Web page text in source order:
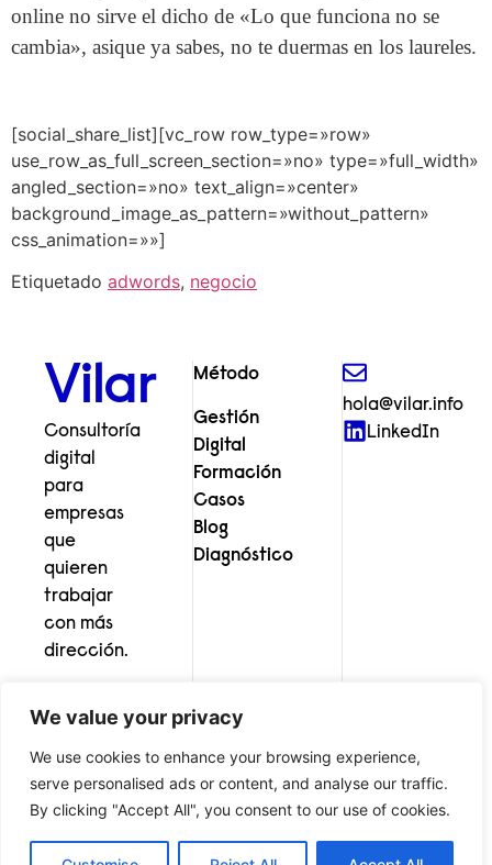
We value your privacy
We use cookies to enhance your browsing experience,
serve personalised ads or content, and analyse our traffic.
By clicking "Accept All", you consent to our use of cookies.
online no sirve el dicho de «Lo que funciona no se
cambia», asique ya sabes, no te duermas en los laureles.
[social_share_list][vc_row row_type=»row»
use_row_as_full_screen_section=»no» type=»full_width»
angled_section=»no» text_align=»center»
background_image_as_pattern=»without_pattern»
css_animation=»»]
Etiquetado adwords, negocio
Vilar
Consultoría
digital
para
empresas
que
quieren
trabajar
con más
dirección.
Método
Gestión
Digital
Formación
Casos
Blog
Diagnóstico
hola@vilar.info
LinkedIn
© Vilar Consultoría Digital Aviso legal Política de privacidad